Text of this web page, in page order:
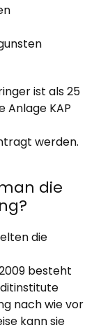
ist als 25
Anlage KAP
werden.
die
die
besteht
nach wie vor
kann sie